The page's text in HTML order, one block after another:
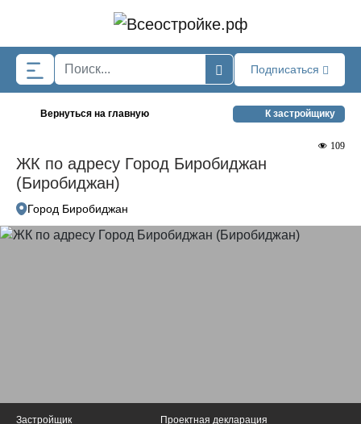
Подписаться
Вернуться на главную К застройщику
ЖК по адресу Город Биробиджан
(Биробиджан)
109
Город Биробиджан
Застройщик
Проектная декларация